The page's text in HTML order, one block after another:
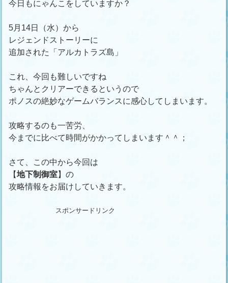
今日もにゃんこをしていますか？
5月14日（水）から
レジェンドストーリーに
追加された「アルカトラズ島」
これ、今回も難しいですね
ちゃんとクリアーできるというので
ポノスの絶妙なゲームバランスに感心してしまいます。
攻略するのも一苦労、
今までに比べて時間がかかってしまいます＾＾；
さて、この中から今回は
【地下制御室】の
攻略情報をお届けしていきます。
スポンサードリンク